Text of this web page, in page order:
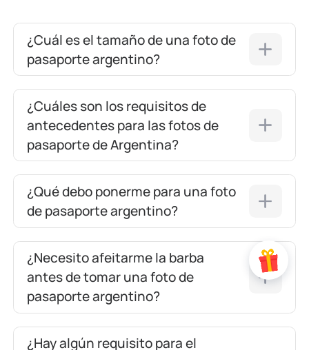
¿Cuál es el tamaño de una foto de
pasaporte argentino?
¿Cuáles son los requisitos de
antecedentes para las fotos de
pasaporte de Argentina?
¿Qué debo ponerme para una foto
de pasaporte argentino?
¿Necesito afeitarme la barba
antes de tomar una foto de
pasaporte argentino?
¿Hay algún requisito para el